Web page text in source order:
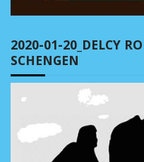
2020-01-20_DELCY
SCHENGEN